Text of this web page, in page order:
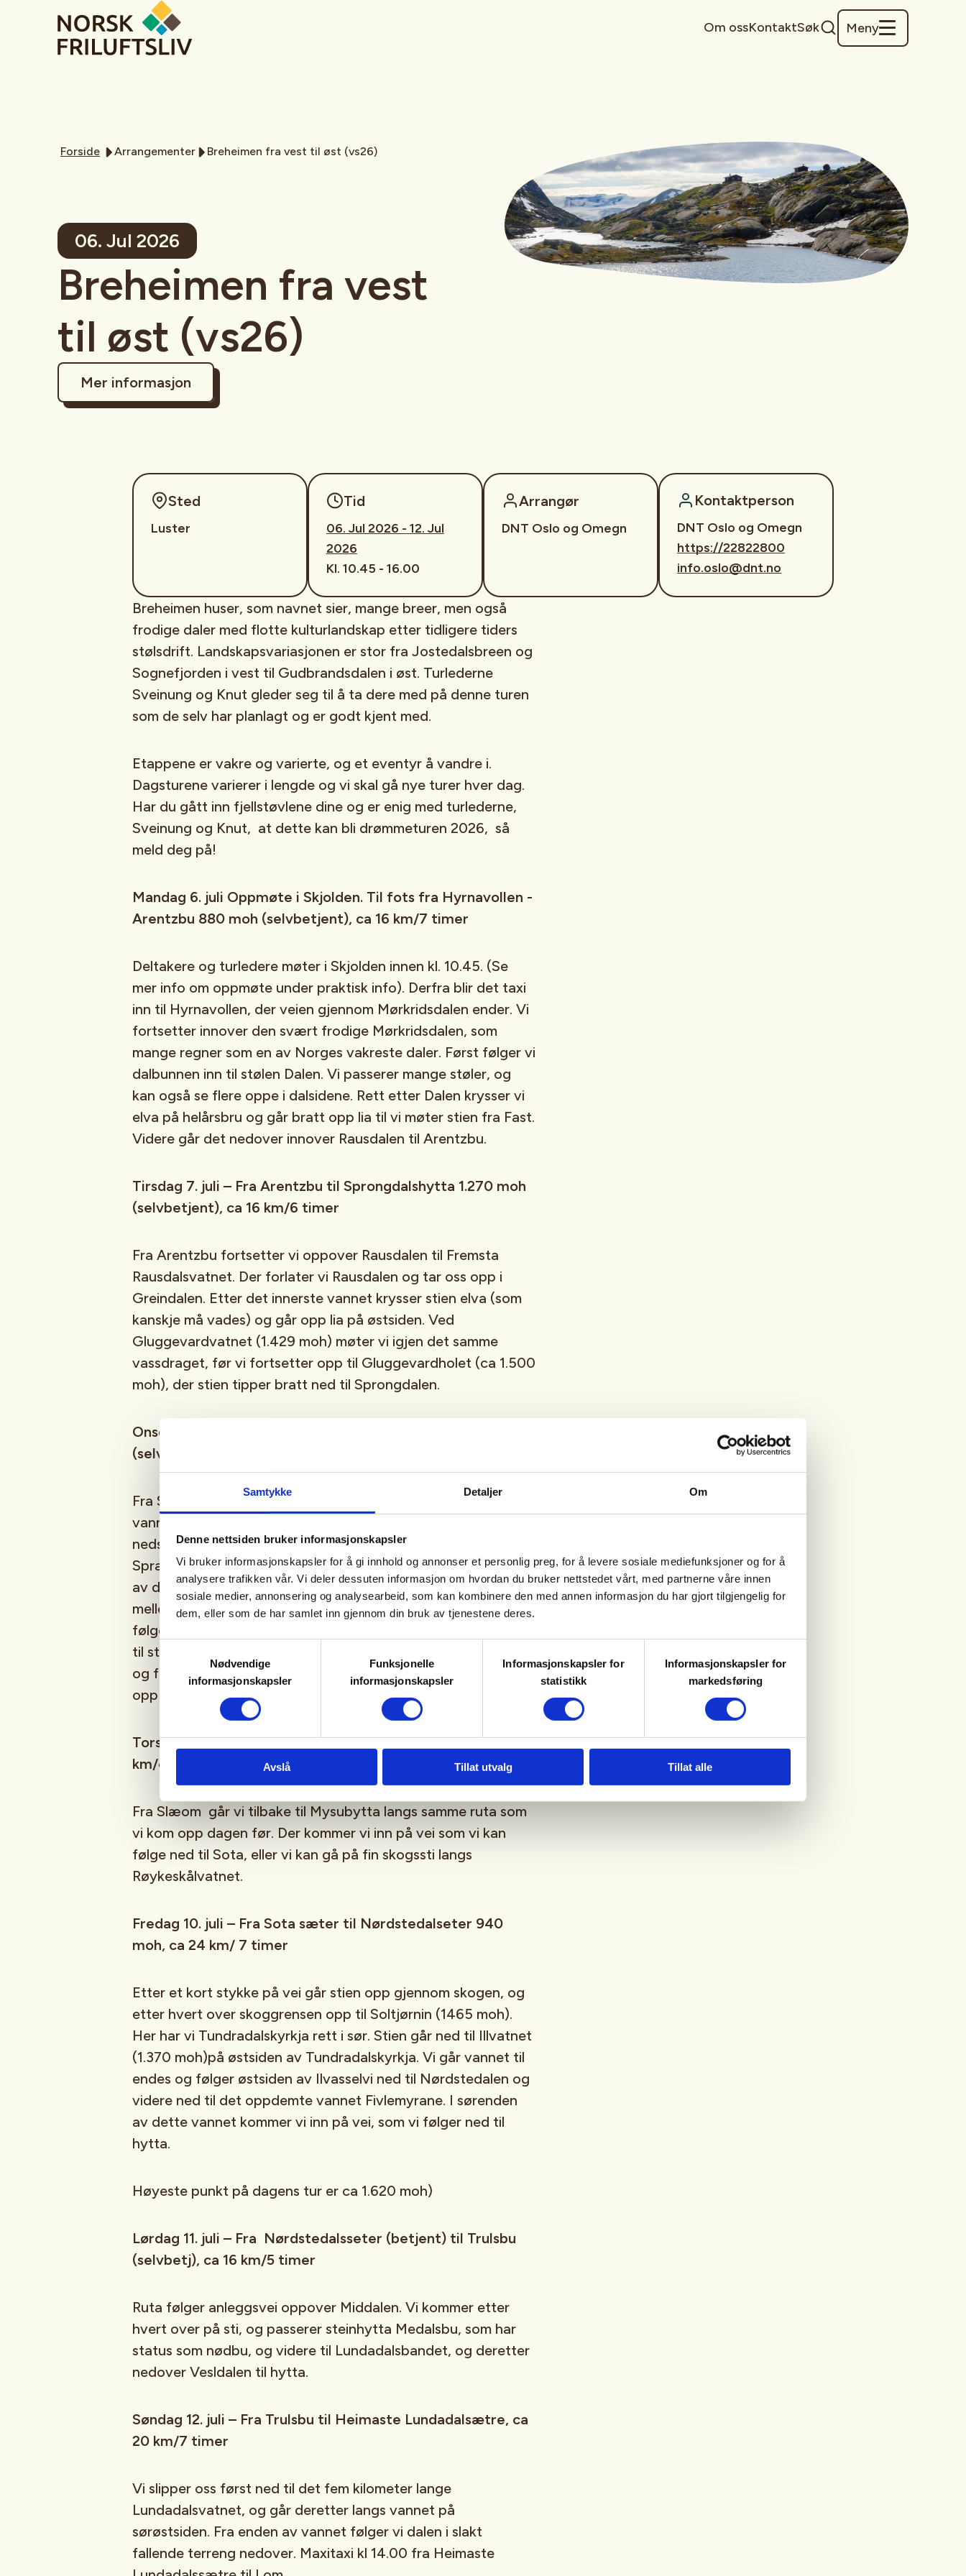
Samtykke Detaljer Om
Denne nettsiden bruker informasjonskapsler
Vi bruker informasjonskapsler for å gi innhold og annonser et personlig preg, for å levere sosiale mediefunksjoner og for å
analysere trafikken vår. Vi deler dessuten informasjon om hvordan du bruker nettstedet vårt, med partnerne våre innen
sosiale medier, annonsering og analysearbeid, som kan kombinere den med annen informasjon du har gjort tilgjengelig for
dem, eller som de har samlet inn gjennom din bruk av tjenestene deres.
Nødvendige
informasjonskapsler
Funksjonelle
informasjonskapsler
Informasjonskapsler for
statistikk
Informasjonskapsler for
markedsføring
Avslå Tillat utvalg Tillat alle
Om ossKontaktSøk Meny
Forside Arrangementer Breheimen fra vest til øst (vs26)
06. Jul 2026
Breheimen fra vest
til øst (vs26)
Mer informasjon
Sted
Luster
Tid
06. Jul 2026 - 12. Jul
2026
Kl. 10.45 - 16.00
Arrangør
DNT Oslo og Omegn
Kontaktperson
DNT Oslo og Omegn
https://22822800
info.oslo@dnt.no
Breheimen huser, som navnet sier, mange breer, men også
frodige daler med flotte kulturlandskap etter tidligere tiders
stølsdrift. Landskapsvariasjonen er stor fra Jostedalsbreen og
Sognefjorden i vest til Gudbrandsdalen i øst. Turlederne
Sveinung og Knut gleder seg til å ta dere med på denne turen
som de selv har planlagt og er godt kjent med.
Etappene er vakre og varierte, og et eventyr å vandre i.
Dagsturene varierer i lengde og vi skal gå nye turer hver dag.
Har du gått inn fjellstøvlene dine og er enig med turlederne,
Sveinung og Knut, at dette kan bli drømmeturen 2026, så
meld deg på!
Mandag 6. juli Oppmøte i Skjolden. Til fots fra Hyrnavollen -
Arentzbu 880 moh (selvbetjent), ca 16 km/7 timer
Deltakere og turledere møter i Skjolden innen kl. 10.45. (Se
mer info om oppmøte under praktisk info). Derfra blir det taxi
inn til Hyrnavollen, der veien gjennom Mørkridsdalen ender. Vi
fortsetter innover den svært frodige Mørkridsdalen, som
mange regner som en av Norges vakreste daler. Først følger vi
dalbunnen inn til stølen Dalen. Vi passerer mange støler, og
kan også se flere oppe i dalsidene. Rett etter Dalen krysser vi
elva på helårsbru og går bratt opp lia til vi møter stien fra Fast.
Videre går det nedover innover Rausdalen til Arentzbu.
Tirsdag 7. juli – Fra Arentzbu til Sprongdalshytta 1.270 moh
(selvbetjent), ca 16 km/6 timer
Fra Arentzbu fortsetter vi oppover Rausdalen til Fremsta
Rausdalsvatnet. Der forlater vi Rausdalen og tar oss opp i
Greindalen. Etter det innerste vannet krysser stien elva (som
kanskje må vades) og går opp lia på østsiden. Ved
Gluggevardvatnet (1.429 moh) møter vi igjen det samme
vassdraget, før vi fortsetter opp til Gluggevardholet (ca 1.500
moh), der stien tipper bratt ned til Sprongdalen.
Onsdag 8. juli – Fra Sprongdalshytta til Slæom 1.110 moh
(selvbetjent), ca 22 km/7 timer
Fra Sprongdalshytta går vi rett østover i slak stigning til
vannskillet mellom Vestlandet og Østlandet. Deretter en bratt
nedstigning før stien svinger nordover og går langs elva
Sprangdøla ned til Surtbyttvatnet (929 moh). Ved østenden
av dette vatnet kommer vi inn på den gamle ferdselsveien
mellom Skjåk og Jostedalen, som gikk over Handspiki. Stien
følger nordsiden av Surtbyttvatnet og går ned Surtbyttdalen
til stølen Mysubytta (ca 860 moh). Her dreier vi nordøstover
og følger Mysubyttdalen opp til Mysubyttvatnet og videre
opp til Slæom
Torsdag 9. juli – Fra Slæom til Sota sæter 740 moh, ca 15
km/ca 4 timer
Fra Slæom går vi tilbake til Mysubytta langs samme ruta som
vi kom opp dagen før. Der kommer vi inn på vei som vi kan
følge ned til Sota, eller vi kan gå på fin skogssti langs
Røykeskålvatnet.
Fredag 10. juli – Fra Sota sæter til Nørdstedalseter 940
moh, ca 24 km/ 7 timer
Etter et kort stykke på vei går stien opp gjennom skogen, og
etter hvert over skoggrensen opp til Soltjørnin (1465 moh).
Her har vi Tundradalskyrkja rett i sør. Stien går ned til Illvatnet
(1.370 moh)på østsiden av Tundradalskyrkja. Vi går vannet til
endes og følger østsiden av Ilvasselvi ned til Nørdstedalen og
videre ned til det oppdemte vannet Fivlemyrane. I sørenden
av dette vannet kommer vi inn på vei, som vi følger ned til
hytta.
Høyeste punkt på dagens tur er ca 1.620 moh)
Lørdag 11. juli – Fra Nørdstedalsseter (betjent) til Trulsbu
(selvbetj), ca 16 km/5 timer
Ruta følger anleggsvei oppover Middalen. Vi kommer etter
hvert over på sti, og passerer steinhytta Medalsbu, som har
status som nødbu, og videre til Lundadalsbandet, og deretter
nedover Vesldalen til hytta.
Søndag 12. juli – Fra Trulsbu til Heimaste Lundadalsætre, ca
20 km/7 timer
Vi slipper oss først ned til det fem kilometer lange
Lundadalsvatnet, og går deretter langs vannet på
sørøstsiden. Fra enden av vannet følger vi dalen i slakt
fallende terreng nedover. Maxitaxi kl 14.00 fra Heimaste